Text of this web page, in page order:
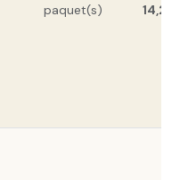
paquet(s) 14,21